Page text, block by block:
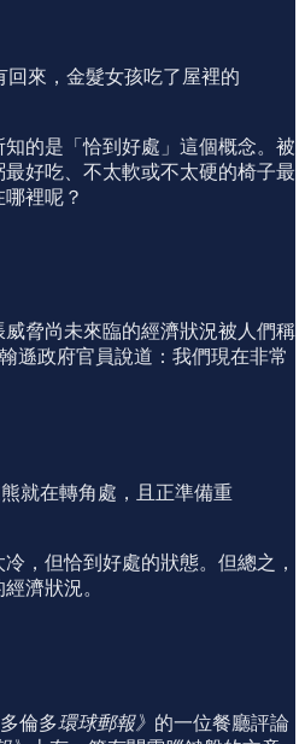
回來，金髮女孩吃了屋裡的
的是「恰到好處」這個概念。被
好吃、不太軟或不太硬的椅子最
裡呢？
脅尚未來臨的經濟狀況被人們稱
遜政府官員說道：我們現在非常
就在轉角處，且正準備重
，但恰到好處的狀態。但總之，
濟狀況。
倫多環球郵報》 的一位餐廳評論